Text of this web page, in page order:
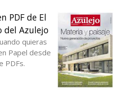
PDF de El
del Azulejo
quieras
Papel desde
PDFs.